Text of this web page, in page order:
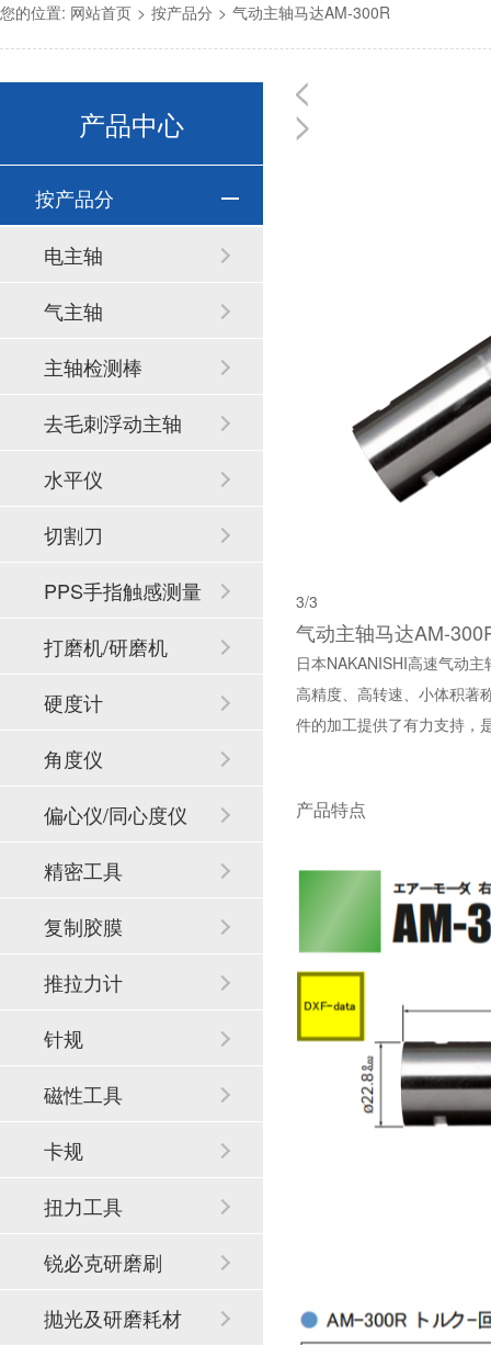
您的位置: 网站首页 > 按产品分 > 气动主轴马达AM-300R
3/3
气动主轴马达AM-
日本NAKANISHI高速气动
高精度、高转速、小体积著
件的加工提供了有力支持，
产品特点
产品中心
按产品分
电主轴
气主轴
主轴检测棒
去毛刺浮动主轴
水平仪
切割刀
PPS手指触感测量
系统
打磨机/研磨机
硬度计
角度仪
偏心仪/同心度仪
精密工具
复制胶膜
推拉力计
针规
磁性工具
卡规
扭力工具
锐必克研磨刷
抛光及研磨耗材